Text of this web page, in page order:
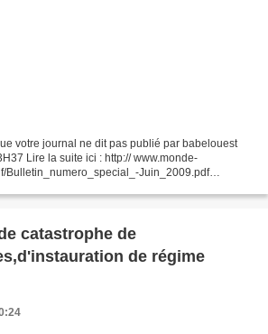
votre journal ne dit pas publié par babelouest
Lire la suite ici : http:// www.monde-
Bulletin_numero_special_-Juin_2009.pdf
catastrophe de
de régime